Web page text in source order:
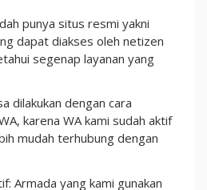
punya situs resmi yakni
dapat diakses oleh netizen
segenap layanan yang
dilakukan dengan cara
karena WA kami sudah aktif
mudah terhubung dengan
Armada yang kami gunakan